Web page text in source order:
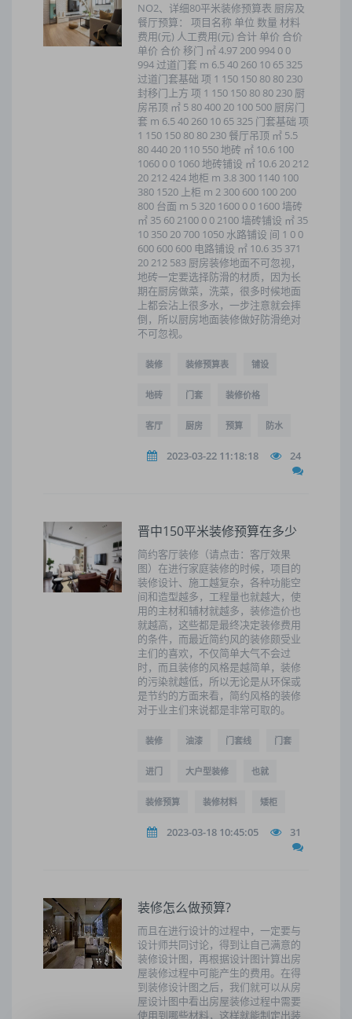
NO2、详细80平米装修预算表 厨房及
餐厅预算： 项目名称 单位 数量 材料
费用(元) 人工费用(元) 合计 单价 合价
单价 合价 移门 ㎡ 4.97 200 994 0 0
994 过道门套 m 6.5 40 260 10 65 325
过道门套基础 项 1 150 150 80 80 230
封移门上方 项 1 150 150 80 80 230 厨
房吊顶 ㎡ 5 80 400 20 100 500 厨房门
套 m 6.5 40 260 10 65 325 门套基础 项
1 150 150 80 80 230 餐厅吊顶 ㎡ 5.5
80 440 20 110 550 地砖 ㎡ 10.6 100
1060 0 0 1060 地砖铺设 ㎡ 10.6 20 212
20 212 424 地柜 m 3.8 300 1140 100
380 1520 上柜 m 2 300 600 100 200
800 台面 m 5 320 1600 0 0 1600 墙砖
㎡ 35 60 2100 0 0 2100 墙砖铺设 ㎡ 35
10 350 20 700 1050 水路铺设 间 1 0 0
600 600 600 电路铺设 ㎡ 10.6 35 371
20 212 583 厨房装修地面不可忽视，
地砖一定要选择防滑的材质，因为长
期在厨房做菜，洗菜，很多时候地面
上都会沾上很多水，一步注意就会摔
倒，所以厨房地面装修做好防滑绝对
不可忽视。
装修 装修预算表 铺设
地砖 门套 装修价格
客厅 厨房 预算 防水
2023-03-22 11:18:18 24
晋中150平米装修预算在多少
简约客厅装修（请点击：客厅效果
图）在进行家庭装修的时候，项目的
装修设计、施工越复杂，各种功能空
间和造型越多，工程量也就越大，使
用的主材和辅材就越多，装修造价也
就越高，这些都是最终决定装修费用
的条件，而最近简约风的装修颇受业
主们的喜欢，不仅简单大气不会过
时，而且装修的风格是越简单，装修
的污染就越低，所以无论是从环保或
是节约的方面来看，简约风格的装修
对于业主们来说都是非常可取的。
装修 油漆 门套线 门套
进门 大户型装修 也就
装修预算 装修材料 矮柜
2023-03-18 10:45:05 31
装修怎么做预算?
而且在进行设计的过程中，一定要与
设计师共同讨论，得到让自己满意的
装修设计图，再根据设计图计算出房
屋装修过程中可能产生的费用。在得
到装修设计图之后，我们就可以从房
屋设计图中看出房屋装修过程中需要
使用到哪些材料，这样就能制定出装